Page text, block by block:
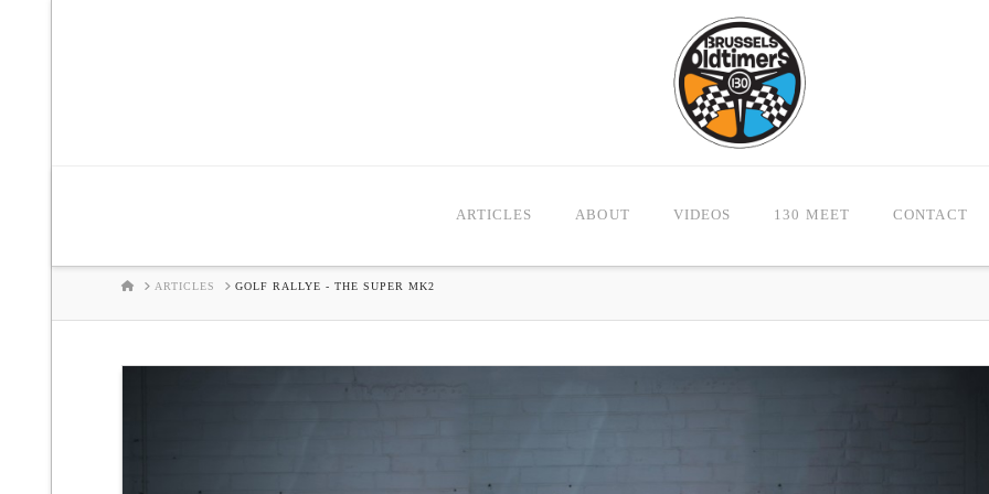
ARTICLES ABOUT VIDEOS 130 MEET CONTACT
HOMEARTICLES GOLF RALLYE - THE SUPER MK2